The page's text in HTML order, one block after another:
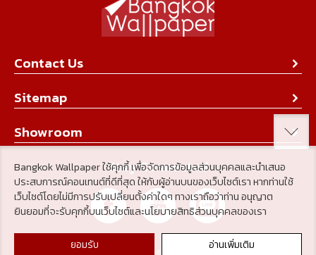
Bangkok Wallpaper ใช้คุกกี้ เพื่อจัดการข้อมูลส่วนบุคคลและนำเสนอ
ประสบการณ์คอนเทนต์ที่ดีที่สุด ให้กับผู้อ่านบนของเว็บไซต์เรา หากท่านใช้
เว็บไซต์โดยไม่มีการปรับเปลี่ยนตั้งค่าใดๆ ทางเราถือว่าท่าน อนุญาต
ยินยอมที่จะรับคุกกี้บนเว็บไซต์และนโยบายสิทธิส่วนบุคคลของเรา
ยอมรับ อ่านเพิ่มเติม
Contact Us
About Us
Contact Us
Achievement
Sitemap
Collection
Product
Tips & Tricks
About Us
Achievement
News & Activity
Showroom
Stay Connected
© 2026 Bangkokwall.co.th